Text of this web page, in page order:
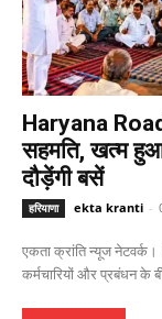
Haryana
सहमति, खत्म
दौड़ेंगी बसें
हरियाणा ekta kranti -
एकता क्रांति न्यूज
कर्मचारियों और प्रबंधन के